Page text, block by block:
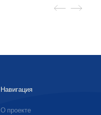
Навигация
О проекте